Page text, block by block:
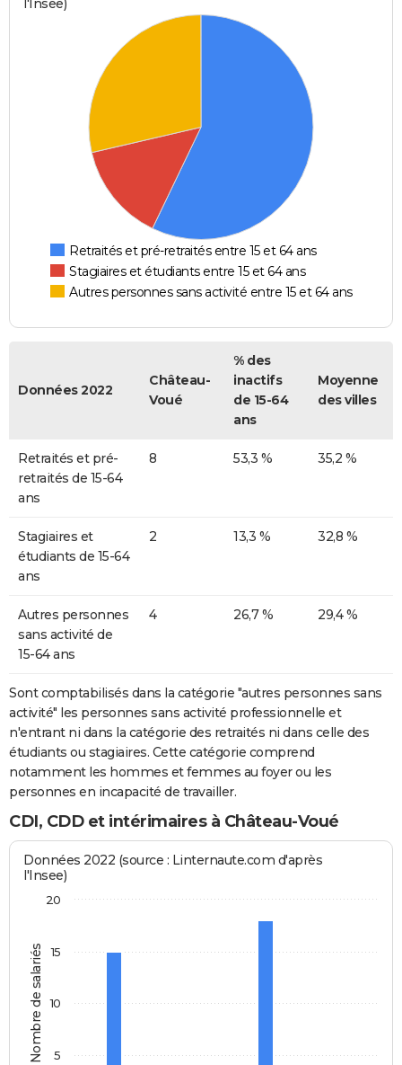
l'Insee)
Retraités et pré-retraités entre 15 et 64 ans
Stagiaires et étudiants entre 15 et 64 ans
Autres personnes sans activité entre 15 et 64 ans
Données 2022
Château-
Voué
% des
inactifs
de 15-64
ans
Moyenne
des villes
Retraités et pré-
retraités de 15-64
ans
8 53,3 % 35,2 %
Stagiaires et
étudiants de 15-64
ans
2 13,3 % 32,8 %
Autres personnes
sans activité de
15-64 ans
4 26,7 % 29,4 %
Sont comptabilisés dans la catégorie "autres personnes sans
activité" les personnes sans activité professionnelle et
n'entrant ni dans la catégorie des retraités ni dans celle des
étudiants ou stagiaires. Cette catégorie comprend
notamment les hommes et femmes au foyer ou les
personnes en incapacité de travailler.
CDI, CDD et intérimaires à Château-Voué
Nombre de salariés
Données 2022 (source : Linternaute.com d'après
l'Insee)
5
10
15
20